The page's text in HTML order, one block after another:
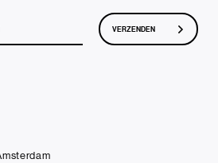
VERZENDEN